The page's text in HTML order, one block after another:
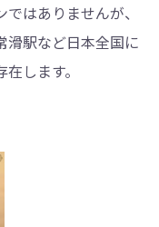
はありませんが、
滑駅など日本全国に
します。